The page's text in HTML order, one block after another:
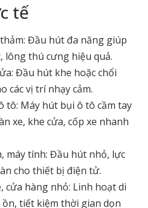
tế
Đầu hút đa năng giúp
lông thú cưng hiệu quả.
Đầu hút khe hoặc chổi
các vị trí nhạy cảm.
tô: Máy hút bụi ô tô cầm tay
xe, khe cửa, cốp xe nhanh
máy tính: Đầu hút nhỏ, lực
cho thiết bị điện tử.
cửa hàng nhỏ: Linh hoạt di
tiết kiệm thời gian dọn